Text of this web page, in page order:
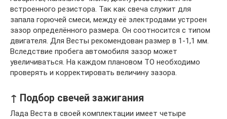
встроенного резистора. Так как свеча служит для
запала горючей смеси, между её электродами устроен
зазор определённого размера. Он соотносится с типом
двигателя. Для Весты рекомендован размер в 1-1,1 мм.
Вследствие пробега автомобиля зазор может
увеличиваться. На каждом плановом ТО необходимо
проверять и корректировать величину зазора.
↑ Подбор свечей зажигания
Лада Веста в своей комплектации имеет четыре